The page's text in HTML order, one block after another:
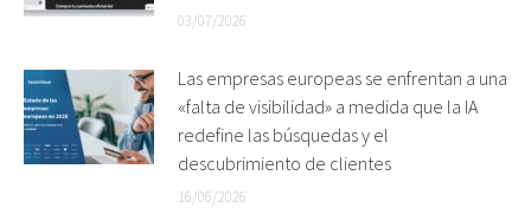
03/07/2026
Las empresas europeas se enfrentan a una
«falta de visibilidad» a medida que la IA
redefine las búsquedas y el
descubrimiento de clientes
16/06/2026